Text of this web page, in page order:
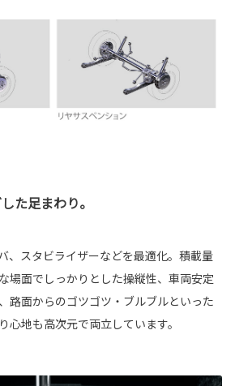
た足まわり。
、スタビライザーなどを最適化。積載量
場面でしっかりとした操縦性、車両安定
路面からのゴツゴツ・ブルブルといった
心地も高次元で両立しています。